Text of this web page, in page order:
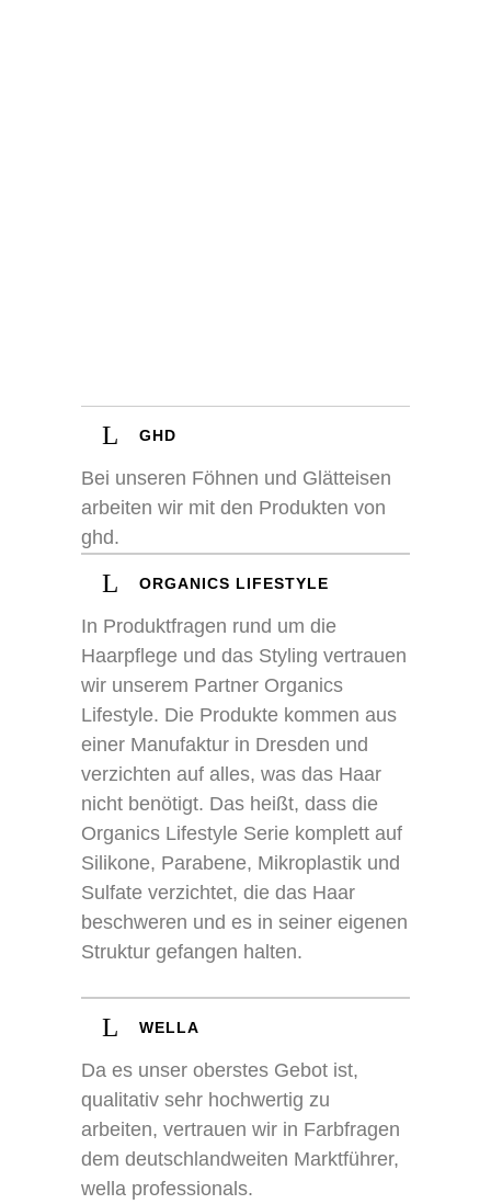
GHD
Bei unseren Föhnen und Glätteisen
arbeiten wir mit den Produkten von
ghd.
ORGANICS LIFESTYLE
In Produktfragen rund um die
Haarpflege und das Styling vertrauen
wir unserem Partner Organics
Lifestyle. Die Produkte kommen aus
einer Manufaktur in Dresden und
verzichten auf alles, was das Haar
nicht benötigt. Das heißt, dass die
Organics Lifestyle Serie komplett auf
Silikone, Parabene, Mikroplastik und
Sulfate verzichtet, die das Haar
beschweren und es in seiner eigenen
Struktur gefangen halten.
WELLA
Da es unser oberstes Gebot ist,
qualitativ sehr hochwertig zu
arbeiten, vertrauen wir in Farbfragen
dem deutschlandweiten Marktführer,
wella professionals.
impressum
datenschutz
COUNT PER DAY
Besucher gesamt:
Besucher heute:
Besucher gestern:
Besucher pro Monat:
16. Februar 2018
16.02.2018:
Facebook
Twitter
Teilen